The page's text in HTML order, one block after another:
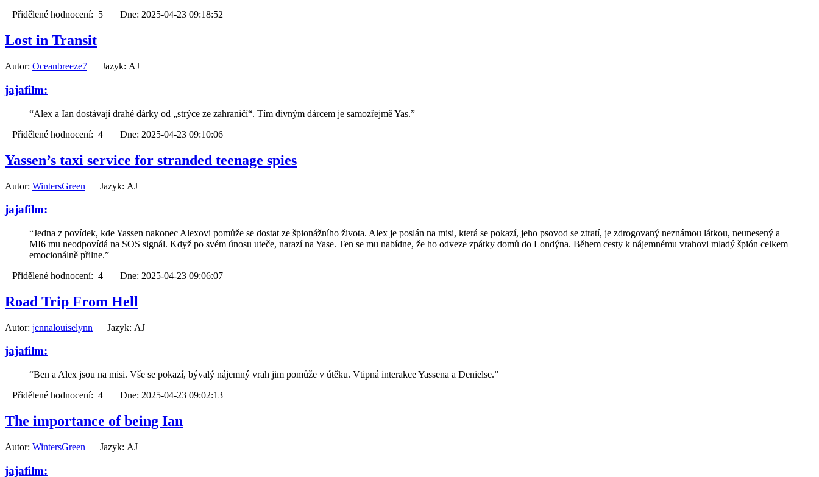
Přidělené hodnocení: 5 Dne: 2025-04-23 09:18:52
Lost in Transit
Autor: Oceanbreeze7 Jazyk: AJ
jajafilm:
“Alex a Ian dostávají drahé dárky od „strýce ze zahraničí“. Tím divným dárcem je samozřejmě Yas.”
Přidělené hodnocení: 4 Dne: 2025-04-23 09:10:06
Yassen’s taxi service for stranded teenage spies
Autor: WintersGreen Jazyk: AJ
jajafilm:
“Jedna z povídek, kde Yassen nakonec Alexovi pomůže se dostat ze špionážního života. Alex je poslán na misi, která se pokazí, jeho psovod se ztratí, je zdrogovaný neznámou látkou, neunesený a
MI6 mu neodpovídá na SOS signál. Když po svém únosu uteče, narazí na Yase. Ten se mu nabídne, že ho odveze zpátky domů do Londýna. Během cesty k nájemnému vrahovi mladý špión celkem
emocionálně přilne.”
Přidělené hodnocení: 4 Dne: 2025-04-23 09:06:07
Road Trip From Hell
Autor: jennalouiselynn Jazyk: AJ
jajafilm:
“Ben a Alex jsou na misi. Vše se pokazí, bývalý nájemný vrah jim pomůže v útěku. Vtipná interakce Yassena a Denielse.”
Přidělené hodnocení: 4 Dne: 2025-04-23 09:02:13
The importance of being Ian
Autor: WintersGreen Jazyk: AJ
jajafilm: